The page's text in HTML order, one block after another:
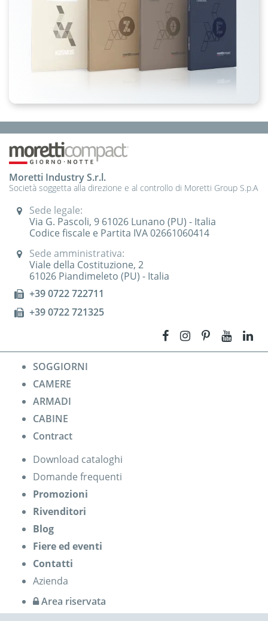
Moretti Industry S.r.l.
Società soggetta alla direzione e al controllo di Moretti Group S.p.A
Sede legale:
Via G. Pascoli, 9 61026 Lunano (PU) - Italia
Codice fiscale e Partita IVA 02661060414
Sede amministrativa:
Viale della Costituzione, 2
61026 Piandimeleto (PU) - Italia
+39 0722 722711
+39 0722 721325
SOGGIORNI
CAMERE
ARMADI
CABINE
Contract
Download cataloghi
Domande frequenti
Promozioni
Rivenditori
Blog
Fiere ed eventi
Contatti
Azienda
Area riservata